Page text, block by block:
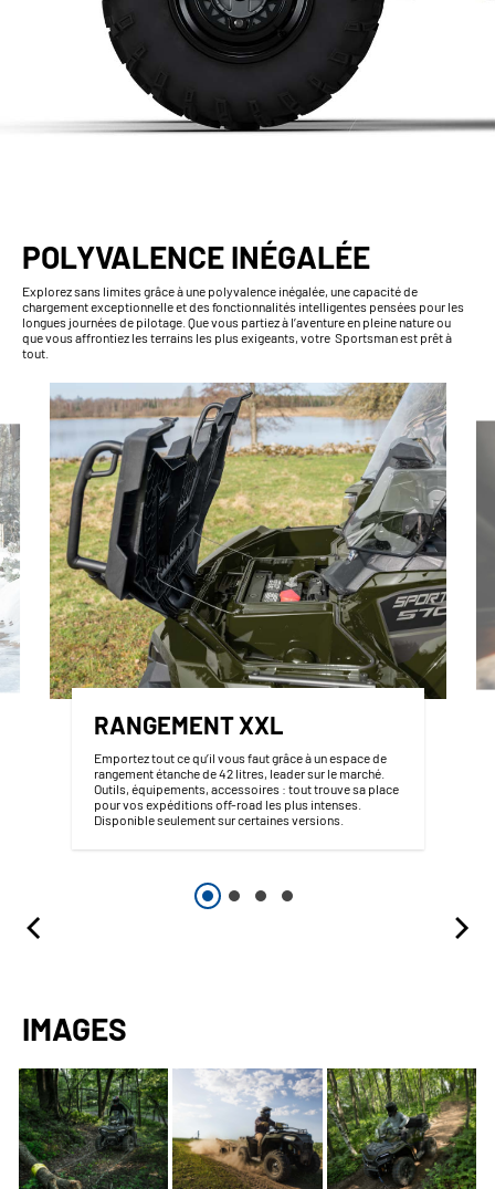
POLYVALENCE INÉGALÉE
Explorez sans limites grâce à une polyvalence inégalée, une capacité de
chargement exceptionnelle et des fonctionnalités intelligentes pensées pour les
longues journées de pilotage. Que vous partiez à l’aventure en pleine nature ou
que vous affrontiez les terrains les plus exigeants, votre Sportsman est prêt à
tout.
RANGEMENT XXL
Emportez tout ce qu’il vous faut grâce à un espace de
rangement étanche de 42 litres, leader sur le marché.
Outils, équipements, accessoires : tout trouve sa place
pour vos expéditions off-road les plus intenses.
Disponible seulement sur certaines versions.
IMAGES